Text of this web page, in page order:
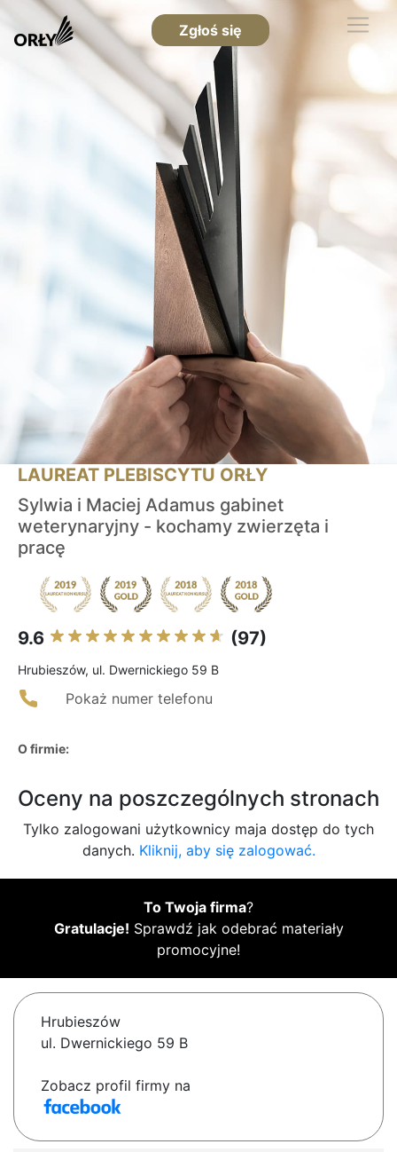
Zgłoś się
LAUREAT PLEBISCYTU ORŁY
Sylwia i Maciej Adamus gabinet
weterynaryjny - kochamy zwierzęta i
pracę
9.6 (97)
Hrubieszów, ul. Dwernickiego 59 B
Pokaż numer telefonu
O firmie:
Oceny na poszczególnych stronach
Tylko zalogowani użytkownicy maja dostęp do tych
danych. Kliknij, aby się zalogować.
To Twoja firma?
Gratulacje! Sprawdź jak odebrać materiały
promocyjne!
Hrubieszów
ul. Dwernickiego 59 B
Zobacz profil firmy na